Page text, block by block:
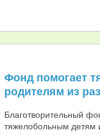
Фонд помогает
родителям из
Благотворительный
тяжелобольным детям